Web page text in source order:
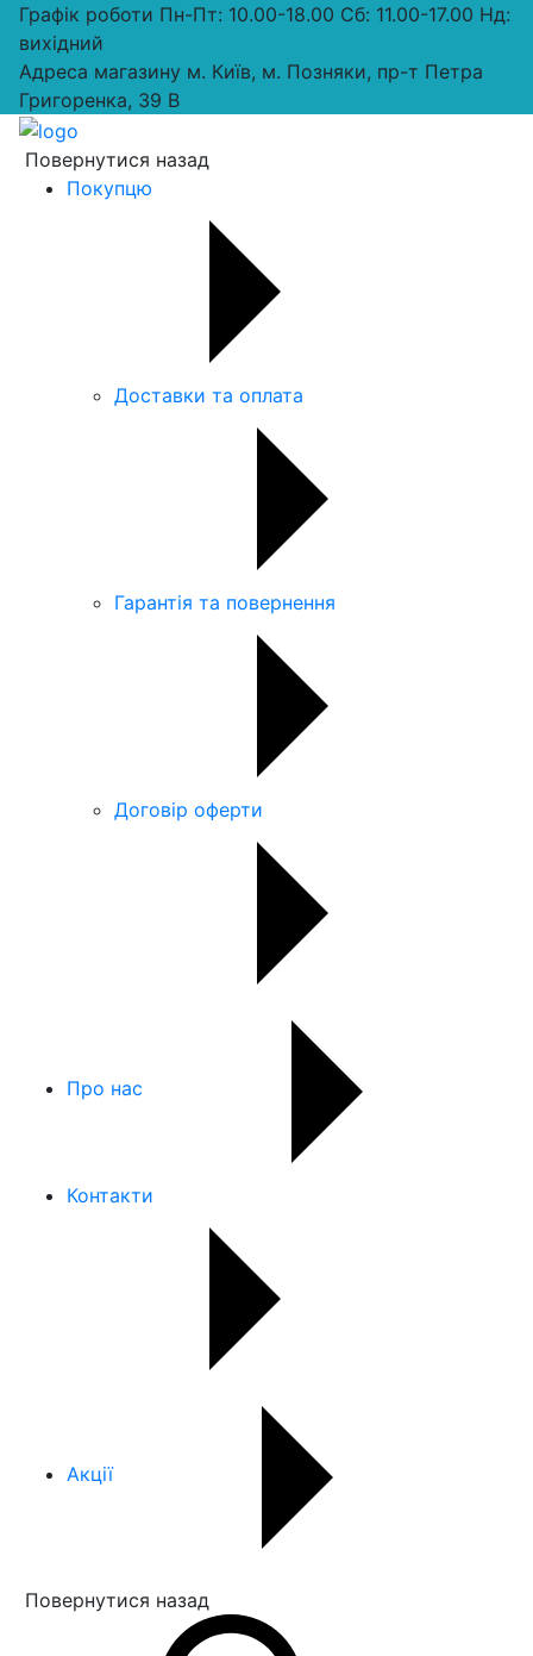
Графік роботи Пн-Пт: 10.00-18.00 Сб: 11.00-17.00 Нд:
вихiдний
Адреса магазину м. Київ, м. Позняки, пр-т Петра
Григоренка, 39 В
Повернутися назад
Покупцю
Доставки та оплата
Гарантія та повернення
Договір оферти
Про нас
Контакти
Акції
Повернутися назад